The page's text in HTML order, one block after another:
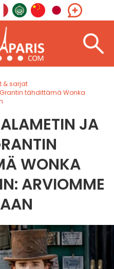
& sarjat
tähdittämä Wonka
JA
WONKA
ARVIOMME